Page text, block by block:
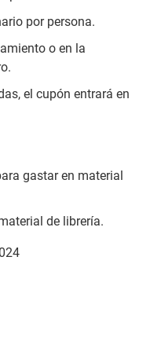
por persona.
o en la
el cupón entrará en
gastar en material
de librería.